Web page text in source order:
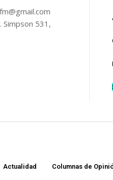
Simpson 531,
Actualidad Columnas de